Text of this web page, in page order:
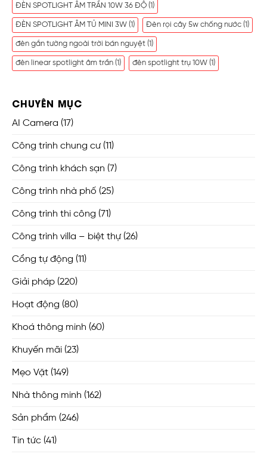
ĐÈN SPOTLIGHT ÂM TRẦN 10W 36 ĐỘ (1)
ĐÈN SPOTLIGHT ÂM TỦ MINI 3W (1) Đèn rọi cây 5w chống nước (1)
đèn gắn tường ngoài trời bán nguyệt (1)
đèn linear spotlight âm trần (1) đèn spotlight trụ 10W (1)
CHUYÊN MỤC
AI Camera (17)
Công trình chung cư(11)
Công trình khách sạn (7)
Công trình nhà phố (25)
Công trình thi công (71)
Công trình villa – biệt thự(26)
Cổng tự động (11)
Giải pháp (220)
Hoạt động (80)
Khoá thông minh (60)
Khuyến mãi (23)
Mẹo Vặt (149)
Nhà thông minh (162)
Sản phẩm (246)
Tin tức (41)